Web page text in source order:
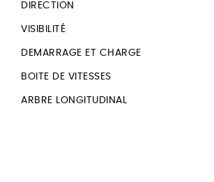
DIRECTION
VISIBILITÉ
DEMARRAGE ET CHARGE
BOITE DE VITESSES
ARBRE LONGITUDINAL